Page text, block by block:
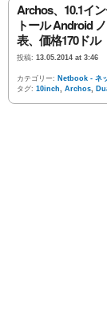
Archos、10.1イ
トール Android
表、価格170ドル
投稿: 13.05.2014 at 3:46
カテゴリー: Netbook - ネ
タグ: 10inch, Archos,